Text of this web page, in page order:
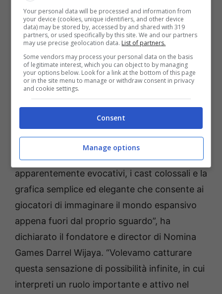
“ TheRevenant Princeè sia un omaggio che
un’espansione dei giochi di ruolo degli anni 90
come
Secret of Mana, con i loro mondi
apparentemente evocativi, i cast colossali e la
grafica semplice ed elegante che consente ai
giocatori di immaginare il mondo espansivo
appena fuori dal proprio sguardo”, ha
dichiarato il fondatore e director di Nomina
Games Darrel Wijaya. “Volevamo catturare
questa sensazione di possibilità infinite, in cui
interpreti un ruolo importante e attivo nel
Your personal data will be processed and information from
your device (cookies, unique identifiers, and other device
data) may be stored by, accessed by and shared with 319
partners, or used specifically by this site. We and our partners
may use precise geolocation data. List of partners.
Some vendors may process your personal data on the basis
of legitimate interest, which you can object to by managing
your options below. Look for a link at the bottom of this page
or in the site menu to manage or withdraw consent in privacy
and cookie settings.
Consent
Manage options